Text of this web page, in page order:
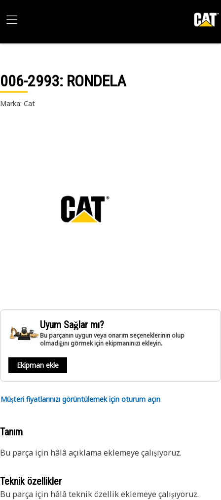
006-2993: RONDELA
Marka: Cat
Uyum Sağlar mı?
Bu parçanın uygun veya onarım seçeneklerinin olup
olmadığını görmek için ekipmanınızı ekleyin.
Ekipman ekle
Müşteri fiyatlarınızı görüntülemek için oturum açın
Tanım
Bu parça için hâlâ açıklama eklemeye çalışıyoruz.
Teknik özellikler
Bu parça için hâlâ teknik özellik eklemeye çalışıyoruz.